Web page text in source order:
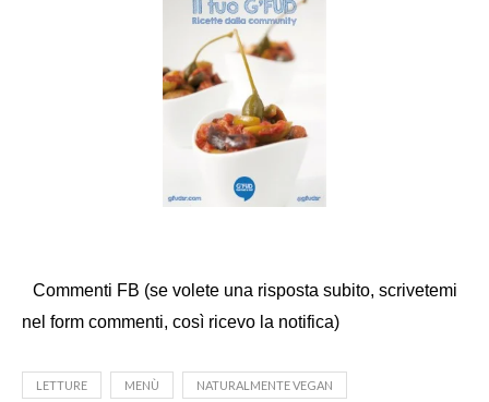
Commenti FB (se volete una risposta subito, scrivetemi
nel form commenti, così ricevo la notifica)
LETTURE MENÙ NATURALMENTE VEGAN